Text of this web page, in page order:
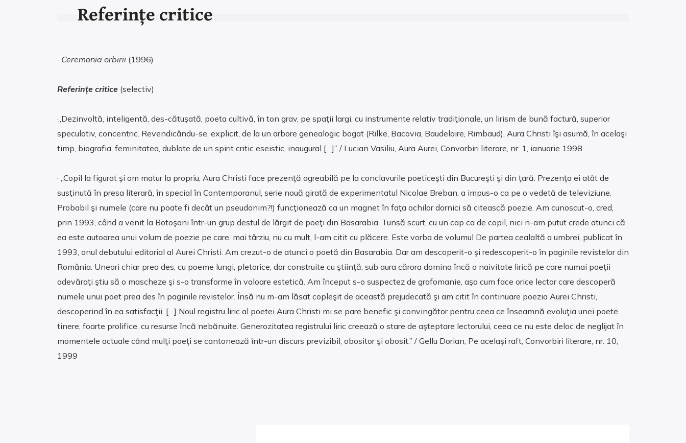
Referințe critice
· Ceremonia orbirii (1996)
Referințe critice (selectiv)
·„Dezinvoltă, inteligentă, des-cătuşată, poeta cultivă, în ton grav, pe spaţii largi, cu instrumente relativ tradiţionale, un lirism de bună factură, superior
speculativ, concentric. Revendicându-se, explicit, de la un arbore genealogic bogat (Rilke, Bacovia, Baudelaire, Rimbaud), Aura Christi îşi asumă, în acelaşi
timp, biografia, feminitatea, dublate de un spirit critic eseistic, inaugural […]” / Lucian Vasiliu, Aura Aurei, Convorbiri literare, nr. 1, ianuarie 1998
· „Copil la figurat şi om matur la propriu, Aura Christi face prezenţă agreabilă pe la conclavurile poeticeşti din Bucureşti şi din ţară. Prezenţa ei atât de
susţinută în presa literară, în special în Contemporanul, serie nouă girată de experimentatul Nicolae Breban, a impus-o ca pe o vedetă de televiziune.
Probabil şi numele (care nu poate fi decât un pseudonim?!) funcţionează ca un magnet în faţa ochilor dornici să citească poezie. Am cunoscut-o, cred,
prin 1993, când a venit la Botoşani într-un grup destul de lărgit de poeţi din Basarabia. Tunsă scurt, cu un cap ca de copil, nici n-am putut crede atunci că
ea este autoarea unui volum de poezie pe care, mai târziu, nu cu mult, l-am citit cu plăcere. Este vorba de volumul De partea cealaltă a umbrei, publicat în
1993, anul debutului editorial al Aurei Christi. Am crezut-o de atunci o poetă din Basarabia. Dar am descoperit-o şi redescoperit-o în paginile revistelor din
România. Uneori chiar prea des, cu poeme lungi, pletorice, dar construite cu ştiinţă, sub aura cărora domina încă o naivitate lirică pe care numai poeţii
adevăraţi ştiu să o mascheze şi s-o transforme în valoare estetică. Am început s-o suspectez de grafomanie, aşa cum face orice lector care descoperă
numele unui poet prea des în paginile revistelor. Însă nu m-am lăsat copleşit de această prejudecată şi am citit în continuare poezia Aurei Christi,
descoperind în ea satisfacţii. […] Noul registru liric al poetei Aura Christi mi se pare benefic şi convingător pentru ceea ce înseamnă evoluţia unei poete
tinere, foarte prolifice, cu resurse încă nebănuite. Generozitatea registrului liric creează o stare de aşteptare lectorului, ceea ce nu este deloc de neglijat în
momentele actuale când mulţi poeţi se cantonează într-un discurs previzibil, obositor şi obosit.” / Gellu Dorian, Pe acelaşi raft, Convorbiri literare, nr. 10,
1999